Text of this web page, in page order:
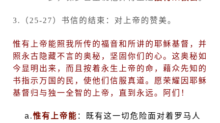
3. （ 25-27）书信的结束：对上帝的赞美。
惟有上帝能照我所传的福音和所讲的耶稣基督，并
照永古隐藏不言的奥秘，坚固你们的心。这奥秘如
今显明出来，而且按着永生上帝的命，藉众先知的
书指示万国的民，使他们信服真道。愿荣耀因耶稣
基督归与独一全智的上帝，直到永远。阿们！
a.惟有上帝能 ：既有这一切危险面对着罗马人